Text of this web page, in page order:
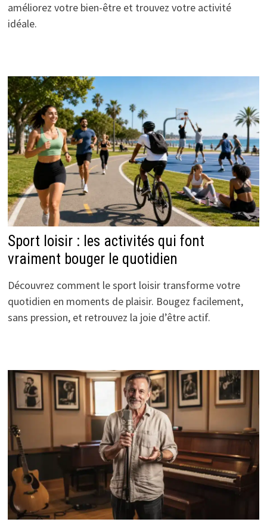
améliorez votre bien-être et trouvez votre activité
idéale.
Sport loisir : les activités qui font
vraiment bouger le quotidien
Découvrez comment le sport loisir transforme votre
quotidien en moments de plaisir. Bougez facilement,
sans pression, et retrouvez la joie d’être actif.